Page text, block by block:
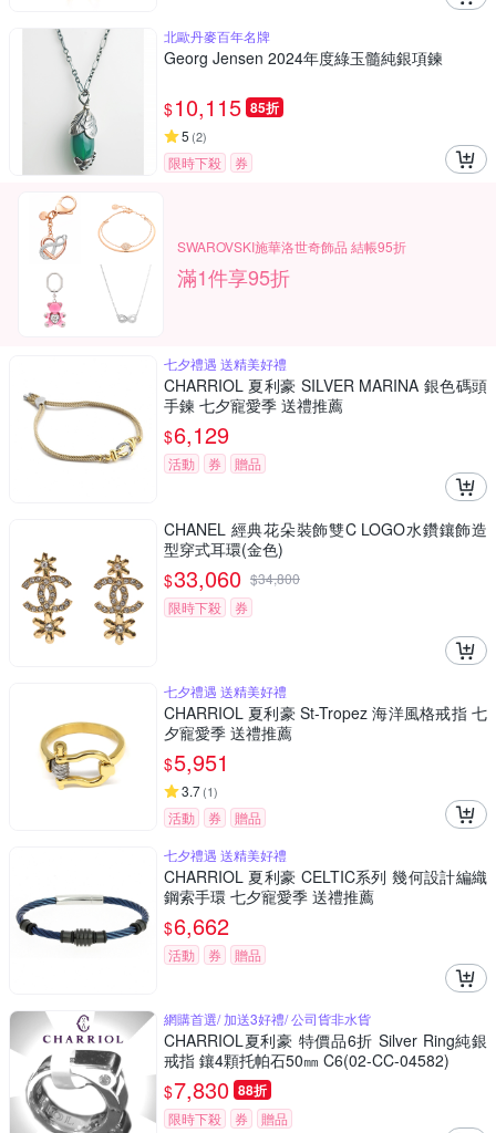
北歐丹麥百年名牌
Georg Jensen 2024年度綠玉髓純銀項鍊
$10,115 85折
5 (2)
限時下殺 券
SWAROVSKI施華洛世奇飾品 結帳95折
滿1件享95折
七夕禮遇 送精美好禮
CHARRIOL 夏利豪 SILVER MARINA 銀色碼頭
手鍊 七夕寵愛季 送禮推薦
$6,129
活動 券 贈品
CHANEL 經典花朵裝飾雙C LOGO水鑽鑲飾造
型穿式耳環(金色)
$33,060 $34,800
限時下殺
券
七夕禮遇 送精美好禮
CHARRIOL 夏利豪 St-Tropez 海洋風格戒指 七
夕寵愛季 送禮推薦
$5,951
3.7(1)
活動 券
贈品
七夕禮遇 送精美好禮
CHARRIOL 夏利豪 CELTIC系列 幾何設計編織
鋼索手環 七夕寵愛季 送禮推薦
$6,662
活動 券 贈品
網購首選/ 加送3好禮/ 公司貨非水貨
CHARRIOL夏利豪 特價品6折 Silver Ring純銀
戒指 鑲4顆托帕石50㎜ C6(02-CC-04582)
$7,830 88折
限時下殺 券 贈品